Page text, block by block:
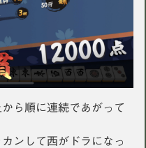
ら順に連続であがって
ンして西がドラになっ